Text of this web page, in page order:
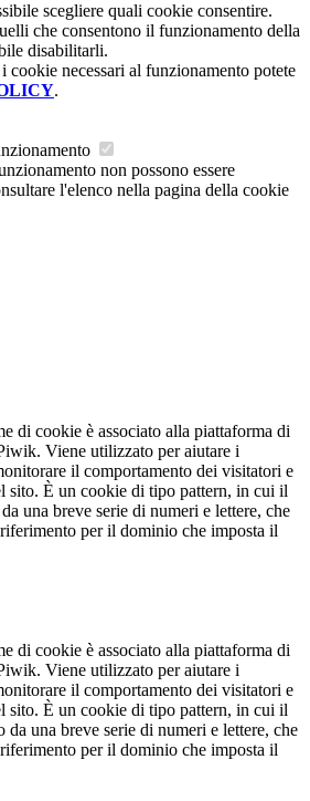
scegliere quali cookie consentire.
che consentono il funzionamento della
disabilitarli.
cookie necessari al funzionamento potete
.
non possono essere
l'elenco nella pagina della cookie
di cookie è associato alla piattaforma di
Viene utilizzato per aiutare i
il comportamento dei visitatori e
sito. È un cookie di tipo pattern, in cui il
una breve serie di numeri e lettere, che
per il dominio che imposta il
di cookie è associato alla piattaforma di
Viene utilizzato per aiutare i
il comportamento dei visitatori e
sito. È un cookie di tipo pattern, in cui il
da una breve serie di numeri e lettere, che
per il dominio che imposta il